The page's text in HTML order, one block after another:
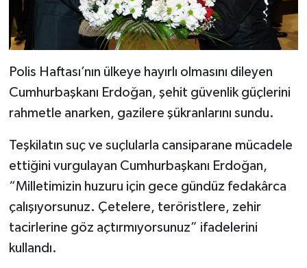
Polis Haftası’nın ülkeye hayırlı olmasını dileyen
Cumhurbaşkanı Erdoğan, şehit güvenlik güçlerini
rahmetle anarken, gazilere şükranlarını sundu.
Teşkilatın suç ve suçlularla cansiparane mücadele
ettiğini vurgulayan Cumhurbaşkanı Erdoğan,
“Milletimizin huzuru için gece gündüz fedakârca
çalışıyorsunuz. Çetelere, teröristlere, zehir
tacirlerine göz açtırmıyorsunuz” ifadelerini
kullandı.